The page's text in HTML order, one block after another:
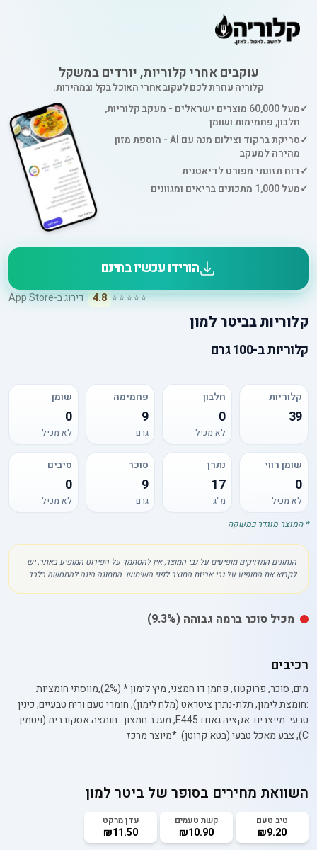
עוקבים אחרי קלוריות, יורדים במשקל
קלוריה עוזרת לכם לעקוב אחרי האוכל בקל ובמהירות.
✓
מעל 60,000 מוצרים ישראלים - מעקב קלוריות,
חלבון, פחמימות ושומן
✓
סריקת ברקוד וצילום מנה עם AI - הוספת מזון
מהירה למעקב
✓דוח תזונתי מפורט לדיאטנית
✓מעל 1,000 מתכונים בריאים ומגוונים
הורידו עכשיו בחינם
⭐⭐⭐⭐⭐
4.8 · דירוג ב-App Store
קלוריותבביטר למון
קלוריותב-100 גרם
קלוריות
39
חלבון
0
לא מכיל
פחמימה
9
גרם
שומן
0
לא מכיל
שומן רווי
0
לא מכיל
נתרן
17
מ"ג
סוכר
9
גרם
סיבים
0
לא מכיל
* המוצר מוגדר כמשקה
הנתונים המדויקים מופיעים על גבי המוצר, אין להסתמך על הפירוט המופיע באתר, יש
לקרוא את המופיע על גבי אריזת המוצר לפני השימוש. התמונה הינה להמחשה בלבד.
מכיל סוכר ברמה גבוהה (9.3%)
רכיבים
מים, סוכר, פרוקטוז, פחמן דו חמצני, מיץ לימון * (2%),מווסתי חומציות
:חומצת לימון, תלת-נתרן ציטראט (מלח לימון), חומרי טעם וריח טבעיים, כינין
טבעי. מייצבים: אקציה גאם ו E445, מעכב חמצון : חומצה אסקורבית (ויטמין
C), צבע מאכל טבעי (בטא קרוטן). *מיוצר מרכז
השוואת מחירים בסופר של ביטר למון
טיב טעם
₪9.20
קשת טעמים
₪10.90
עדן מרקט
₪11.50